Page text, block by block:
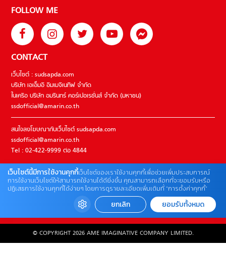
FOLLOW ME
CONTACT
เว็บไซต์ : sudsapda.com
บริษัท เอเอ็มอี อิมเมจิเนทีฟ จำกัด
ในเครือ บริษัท อมรินทร์ คอร์เปอเรชั่นส์ จำกัด (มหาชน)
ssdofficial@amarin.co.th
สนใจลงโฆษณากับเว็บไซต์ sudsapda.com
ssdofficial@amarin.co.th
Tel : 02-422-9999 ต่อ 4844
ติดต่อแจ้งปัญหาหรือร้องเรียน
02-422-9999 ต่อ 4180
(จันทร์ – ศุกร์ เวลา 09.00 – 18.00 น)
© COPYRIGHT 2026 AME IMAGINATIVE COMPANY LIMITED.
เว็บไซต์นี้มีการใช้งานคุกกี้เว็บไซต์ของเราใช้งานคุกกี้เพื่อช่วยเพิ่มประสบการณ์
การใช้งานเว็บไซต์ให้สามารถใช้งานได้ดียิ่งขึ้น คุณสามารถเลือกที่จะยอมรับหรือ
ปฏิเสธการใช้งานคุกกี้ได้ง่ายๆ โดยการดูรายละเอียดเพิ่มเติมที่ “การตั้งค่าคุกกี้”
ยกเลิก ยอมรับทั้งหมด